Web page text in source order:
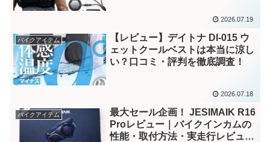
2026.07.19
バイクアイテム
【レビュー】デイトナ DI-015 ウ
ェットクールベストは本当に涼し
い？口コミ・評判を徹底調査！
2026.07.18
バイクアイテム
最大セール企画！ JESIMAIK R16
Proレビュー｜バイクインカムの
性能・取付方法・実走行レビュー